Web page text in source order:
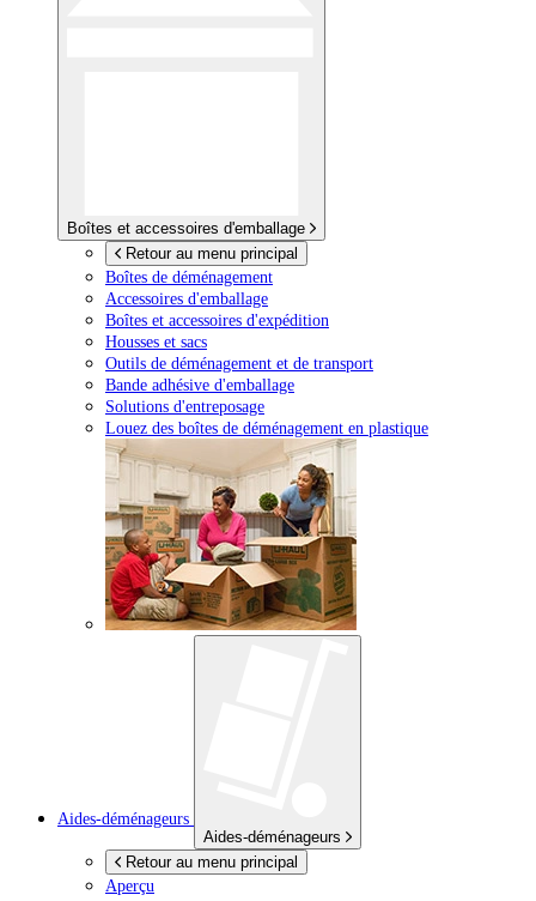
Boîtes et accessoires d'emballage
Retour au menu principal
Boîtes de déménagement
Accessoires d'emballage
Boîtes et accessoires d'expédition
Housses et sacs
Outils de déménagement et de transport
Bande adhésive d'emballage
Solutions d'entreposage
Louez des boîtes de déménagement en plastique
Aides-déménageurs
Aides-déménageurs
Retour au menu principal
Aperçu